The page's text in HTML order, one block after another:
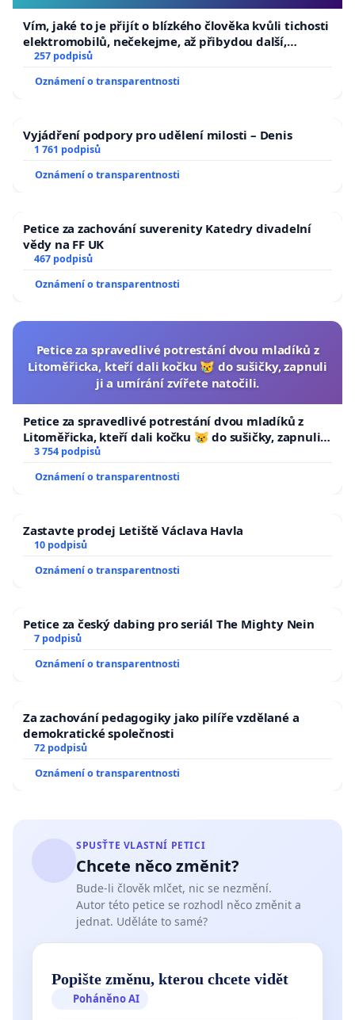
Vím, jaké to je přijít o blízkého člověka kvůli tichosti
elektromobilů, nečekejme, až přibydou další,
zaveďme slyšitelná auta!
257 podpisů
Oznámení o transparentnosti
Vyjádření podpory pro udělení milosti – Denis
1 761 podpisů
Oznámení o transparentnosti
Petice za zachování suverenity Katedry divadelní
vědy na FF UK
467 podpisů
Oznámení o transparentnosti
Petice za spravedlivé potrestání dvou mladíků z
Litoměřicka, kteří dali kočku 😿 do sušičky, zapnuli
ji a umírání zvířete natočili.
Petice za spravedlivé potrestání dvou mladíků z
Litoměřicka, kteří dali kočku 😿 do sušičky, zapnuli ji
a umírání zvířete natočili.
3 754 podpisů
Oznámení o transparentnosti
Zastavte prodej Letiště Václava Havla
10 podpisů
Oznámení o transparentnosti
Petice za český dabing pro seriál The Mighty Nein
7 podpisů
Oznámení o transparentnosti
Za zachování pedagogiky jako pilíře vzdělané a
demokratické společnosti
72 podpisů
Oznámení o transparentnosti
SPUSŤTE VLASTNÍ PETICI
Chcete něco změnit?
Bude-li člověk mlčet, nic se nezmění.
Autor této petice se rozhodl něco změnit a
jednat. Uděláte to samé?
Popište změnu, kterou chcete vidět
Poháněno AI